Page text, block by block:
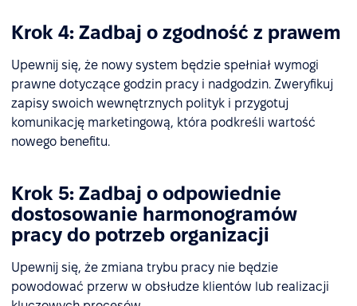
Krok 4: Zadbaj o zgodność z prawem
Upewnij się, że nowy system będzie spełniał wymogi
prawne dotyczące godzin pracy i nadgodzin. Zweryfikuj
zapisy swoich wewnętrznych polityk i przygotuj
komunikację marketingową, która podkreśli wartość
nowego benefitu.
Krok 5: Zadbaj o odpowiednie
dostosowanie harmonogramów
pracy do potrzeb organizacji
Upewnij się, że zmiana trybu pracy nie będzie
powodować przerw w obsłudze klientów lub realizacji